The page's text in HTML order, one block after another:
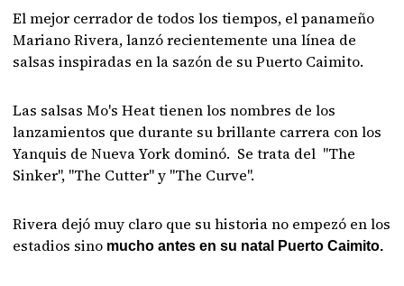
El mejor cerrador de todos los tiempos, el panameño
Mariano Rivera, lanzó recientemente una línea de
salsas inspiradas en la sazón de su Puerto Caimito.
Las salsas Mo's Heat tienen los nombres de los
lanzamientos que durante su brillante carrera con los
Yanquis de Nueva York dominó. Se trata del "The
Sinker", "The Cutter" y "The Curve".
Rivera dejó muy claro que su historia no empezó en los
estadios sino mucho antes en su natal Puerto Caimito.